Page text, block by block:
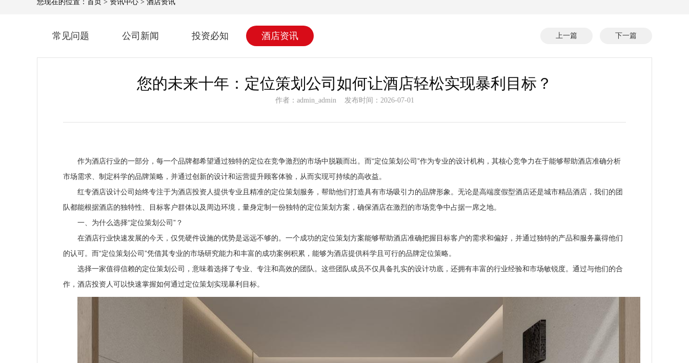
您现在的位置： 首页 > 资讯中心 > 酒店资讯
常见问题 公司新闻 投资必知 酒店资讯 上一篇 下一篇
您的未来十年：定位策划公司如何让酒店轻松实现暴利目标？
作者：admin_admin 发布时间：2026-07-01
作为酒店行业的一部分，每一个品牌都希望通过独特的定位在竞争激烈的市场中脱颖而出。而“定位策划公司”作为专业的设计机构，其核心竞争力在于能够帮助酒店准确分析
市场需求、制定科学的品牌策略，并通过创新的设计和运营提升顾客体验，从而实现可持续的高收益。
红专酒店设计公司始终专注于为酒店投资人提供专业且精准的定位策划服务，帮助他们打造具有市场吸引力的品牌形象。无论是高端度假型酒店还是城市精品酒店，我们的团
队都能根据酒店的独特性、目标客户群体以及周边环境，量身定制一份独特的定位策划方案，确保酒店在激烈的市场竞争中占据一席之地。
一、为什么选择“定位策划公司”？
在酒店行业快速发展的今天，仅凭硬件设施的优势是远远不够的。一个成功的定位策划方案能够帮助酒店准确把握目标客户的需求和偏好，并通过独特的产品和服务赢得他们
的认可。而“定位策划公司”凭借其专业的市场研究能力和丰富的成功案例积累，能够为酒店提供科学且可行的品牌定位策略。
选择一家值得信赖的定位策划公司，意味着选择了专业、专注和高效的团队。这些团队成员不仅具备扎实的设计功底，还拥有丰富的行业经验和市场敏锐度。通过与他们的合
作，酒店投资人可以快速掌握如何通过定位策划实现暴利目标。